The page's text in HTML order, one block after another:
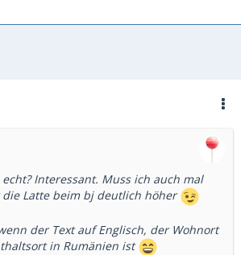
Interessant. Muss ich auch mal
Latte beim bj deutlich höher
der Text auf Englisch, der Wohnort
in Rumänien ist